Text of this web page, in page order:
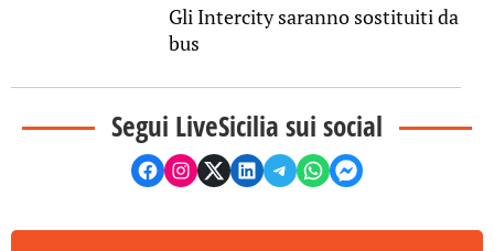
Gli Intercity saranno sostituiti da
bus
Segui LiveSicilia sui social